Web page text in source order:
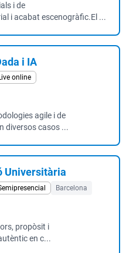
i de
i acabat escenogràfic.El ...
i IA
online
agile i de
diversos casos ...
Universitària
Barcelona
propòsit i
en c...